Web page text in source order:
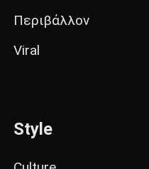
Περιβάλλον
Viral
Style